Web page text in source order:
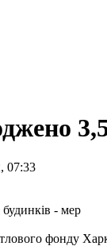
07:33
фонду